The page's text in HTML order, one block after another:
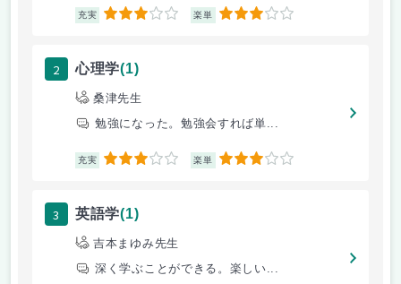
充実 3 楽単 3
2 心理学(1)
桑津先生
勉強になった。勉強会すれば単...
充実 3 楽単 3
3 英語学(1)
吉本まゆみ先生
深く学ぶことができる。楽しい...